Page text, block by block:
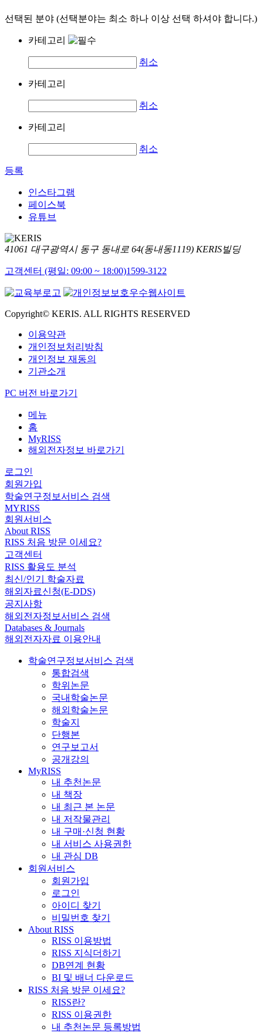
선택된 분야 (선택분야는 최소 하나 이상 선택 하셔야 합니다.)
카테고리
취소
카테고리
취소
카테고리
취소
등록
인스타그램
페이스북
유튜브
41061 대구광역시 동구 동내로 64(동내동1119) KERIS빌딩
고객센터 (평일: 09:00 ~ 18:00)1599-3122
Copyright© KERIS. ALL RIGHTS RESERVED
이용약관
개인정보처리방침
개인정보 재동의
기관소개
PC 버전 바로가기
메뉴
홈
MyRISS
해외전자정보 바로가기
로그인
회원가입
학술연구정보서비스 검색
MYRISS
회원서비스
About RISS
RISS 처음 방문 이세요?
고객센터
RISS 활용도 분석
최신/인기 학술자료
해외자료신청(E-DDS)
공지사항
해외전자정보서비스 검색
Databases & Journals
해외전자자료 이용안내
학술연구정보서비스 검색
통합검색
학위논문
국내학술논문
해외학술논문
학술지
단행본
연구보고서
공개강의
MyRISS
내 추천논문
내 책장
내 최근 본 논문
내 저작물관리
내 구매·신청 현황
내 서비스 사용권한
내 관심 DB
회원서비스
회원가입
로그인
아이디 찾기
비밀번호 찾기
About RISS
RISS 이용방법
RISS 지식더하기
DB연계 현황
BI 및 배너 다운로드
RISS 처음 방문 이세요?
RISS란?
RISS 이용권한
내 추천논문 등록방법